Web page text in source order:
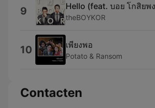
9 Hello (feat. บอย โกสิยพ
theBOYKOR
10 เพียงพอ
Potato & Ransom
Contacten